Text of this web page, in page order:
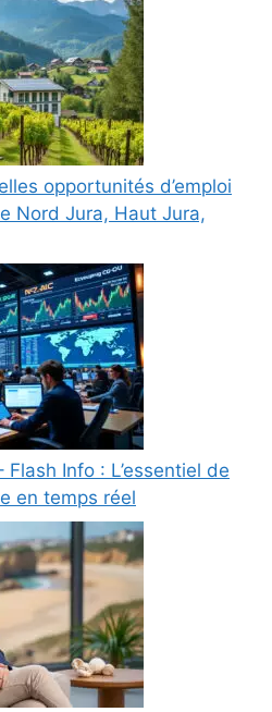
opportunités d’emploi
Nord Jura, Haut Jura,
Flash Info : L’essentiel de
en temps réel